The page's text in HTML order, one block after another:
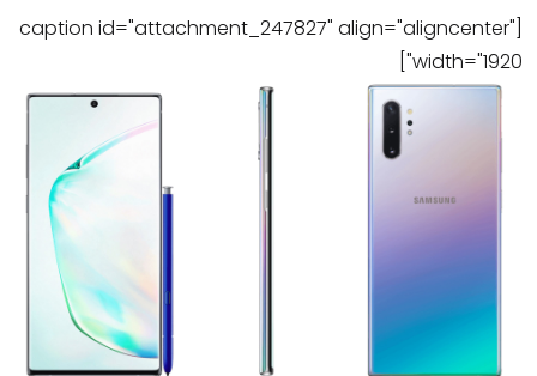
[caption id="attachment_247827" align="aligncenter"
width="1920"]